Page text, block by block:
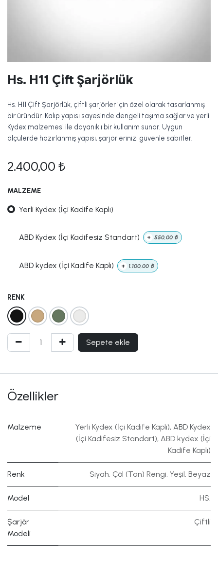
Hs. H11 Çift Şarjörlük
Hs. H11 Çift Şarjörlük, çiftli şarjörler için özel olarak tasarlanmış
bir üründür. Kalıp yapısı sayesinde dengeli taşıma sağlar ve yerli
Kydex malzemesi ile dayanıklı bir kullanım sunar. Uygun
ölçülerde hazırlanmış yapısı, şarjörlerinizi güvenle sabitler.
2.400,00 ₺
MALZEME
Yerli Kydex (İçi Kadife Kaplı)
ABD Kydex (İçi Kadifesiz Standart) + 550,00 ₺
ABD kydex (İçi Kadife Kaplı) + 1.100,00 ₺
RENK
Sepete ekle
Özellikler
Malzeme Yerli Kydex (İçi Kadife Kaplı), ABD Kydex
(İçi Kadifesiz Standart), ABD kydex (İçi
Kadife Kaplı)
Renk Siyah, Çöl (Tan) Rengi, Yeşil, Beyaz
Model HS.
Şarjör
Modeli
Çiftli